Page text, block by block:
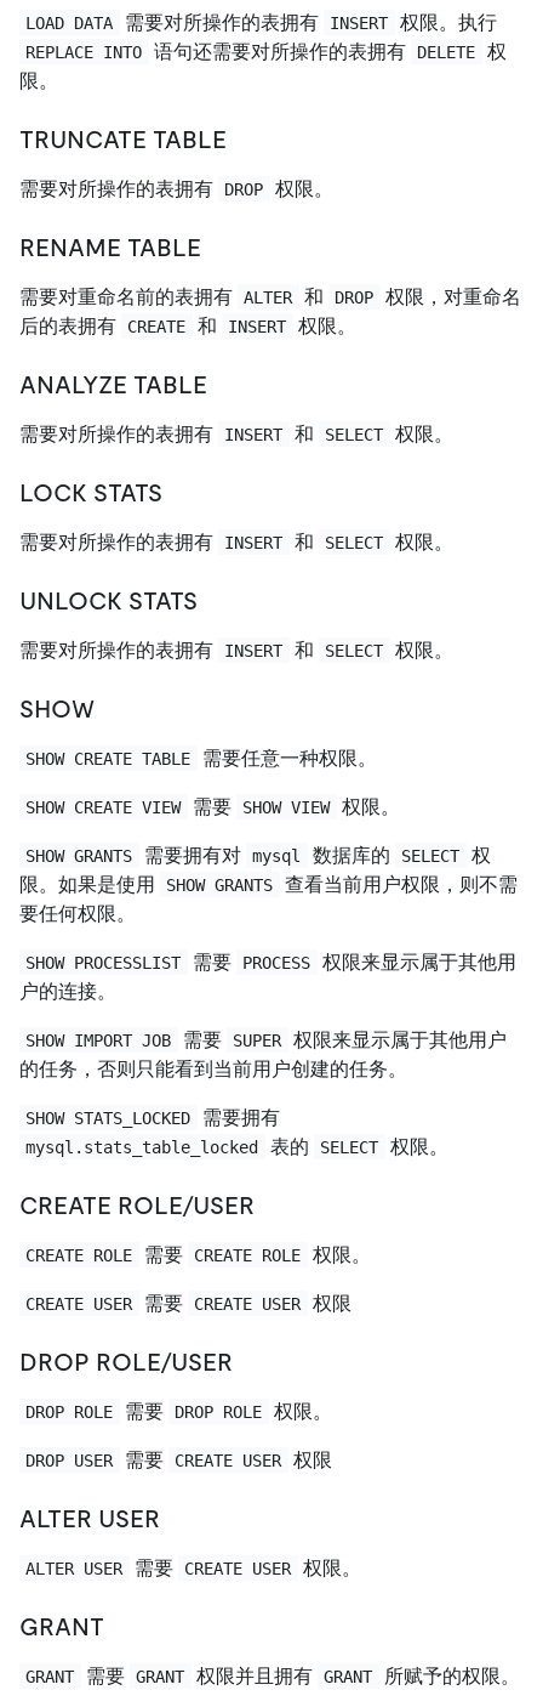
LOAD DATA 需要对所操作的表拥有 INSERT 权限。执行
REPLACE INTO 语句还需要对所操作的表拥有 DELETE
权
限。
TRUNCATE TABLE
需要对所操作的表拥有 DROP 权限。
RENAME TABLE
需要对重命名前的表拥有 ALTER 和 DROP
权限，对重命名
后的表拥有
CREATE 和 INSERT 权限。
ANALYZE TABLE
需要对所操作的表拥有 INSERT 和 SELECT 权限。
LOCK STATS
需要对所操作的表拥有 INSERT 和 SELECT 权限。
UNLOCK STATS
需要对所操作的表拥有 INSERT 和 SELECT 权限。
SHOW
SHOW CREATE TABLE 需要任意一种权限。
SHOW CREATE VIEW 需要 SHOW VIEW 权限。
SHOW GRANTS 需要拥有对 mysql 数据库的 SELECT
权
限。如果是使用
SHOW GRANTS
查看当前用户权限，则不需
要任何权限。
SHOW PROCESSLIST 需要 PROCESS
权限来显示属于其他用
户的连接。
SHOW IMPORT JOB 需要 SUPER
权限来显示属于其他用户
的任务，否则只能看到当前用户创建的任务。
SHOW STATS_LOCKED 需要拥有
mysql.stats_table_locked 表的 SELECT 权限。
CREATE ROLE/USER
CREATE ROLE 需要 CREATE ROLE 权限。
CREATE USER 需要 CREATE USER 权限
DROP ROLE/USER
DROP ROLE 需要 DROP ROLE 权限。
DROP USER 需要 CREATE USER 权限
ALTER USER
ALTER USER 需要 CREATE USER 权限。
GRANT
GRANT 需要 GRANT 权限并且拥有 GRANT 所赋予的权限。